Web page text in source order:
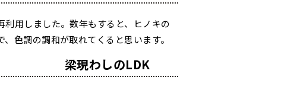
利用しました。数年もすると、ヒノキの
色調の調和が取れてくると思います。
梁現わしのLDK